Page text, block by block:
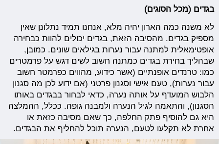
בגדים (מכל הסוגים)
לא משנה כמה הארון יהיה מלא, אנחנו תמיד נתלונן שאין
מספיק בגדים. מהסיבה הזאת, בגדים יכולים להוות כבחירה
אופטימאלית למתנה עבור נערות בגילאים שונים. כמובן,
שבהליך בחירת בגדים כמתנה חשוב לשים דגש על פרמטרים
כמו: טרנדים אופנתיים (אשר כידוע, מהווים כפרמטר חשוב
עבור נערות), טעם אישי וסגנון פרטני (אם ידוע לכן מה סגנון
הלבוש המועדף על אותה נערה, כדאי לבחור בבגדים באותו
הסגנון), והתאמה לגיל הנערה ולמבנה גופה. ככלל, ההמלצה
היא גם להוסיף פתק החלפה, כך שאם מסיבה כזאת או
אחרת לא תקלעו לטעם, הנערה תוכל להחליף את הבגדים.